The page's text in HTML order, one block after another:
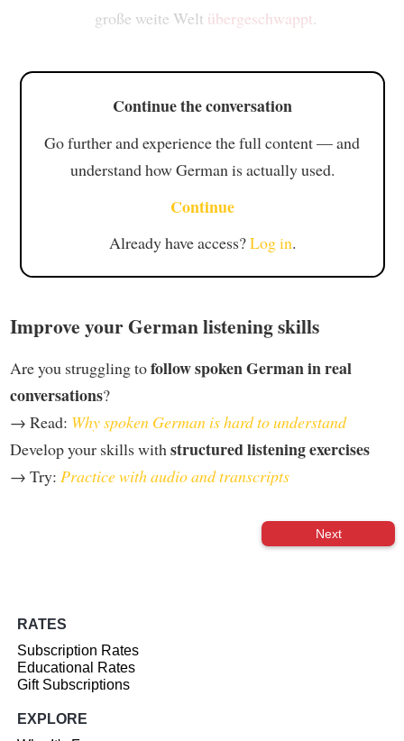
große weite Welt übergeschwappt.
Continue the conversation
Go further and experience the full content — and
understand how German is actually used.
Continue
Already have access?Log in.
Improve your German listening skills
Are you struggling tofollow spoken German in real
conversations?
→ Read: Why spoken German is hard to understand
Develop your skills with structured listening exercises
→ Try: Practice with audio and transcripts
Next
RATES
Subscription Rates
Educational Rates
Gift Subscriptions
EXPLORE